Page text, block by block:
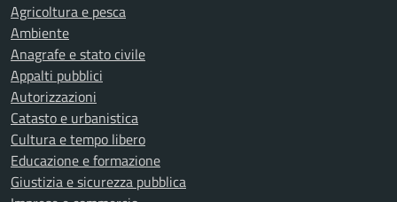
Agricoltura e pesca
Ambiente
Anagrafe e stato civile
Appalti pubblici
Autorizzazioni
Catasto e urbanistica
Cultura e tempo libero
Educazione e formazione
Giustizia e sicurezza pubblica